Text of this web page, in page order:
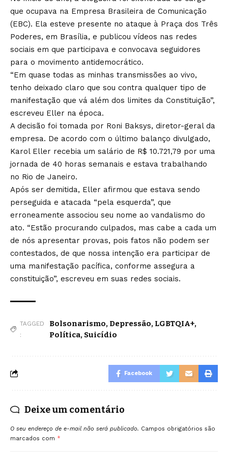
que ocupava na Empresa Brasileira de Comunicação
(EBC). Ela esteve presente no ataque à Praça dos Três
Poderes, em Brasília, e publicou vídeos nas redes
sociais em que participava e convocava seguidores
para o movimento antidemocrático.
“Em quase todas as minhas transmissões ao vivo,
tenho deixado claro que sou contra qualquer tipo de
manifestação que vá além dos limites da Constituição”,
escreveu Eller na época.
A decisão foi tomada por Roni Baksys, diretor-geral da
empresa. De acordo com o último balanço divulgado,
Karol Eller recebia um salário de R$ 10.721,79 por uma
jornada de 40 horas semanais e estava trabalhando
no Rio de Janeiro.
Após ser demitida, Eller afirmou que estava sendo
perseguida e atacada “pela esquerda”, que
erroneamente associou seu nome ao vandalismo do
ato. “Estão procurando culpados, mas cabe a cada um
de nós apresentar provas, pois fatos não podem ser
contestados, de que nossa intenção era participar de
uma manifestação pacífica, conforme assegura a
constituição”, escreveu em suas redes sociais.
TAGGED
:
Bolsonarismo, Depressão, LGBTQIA+,
Política, Suicídio
Facebook
Deixe um comentário
O seu endereço de e-mail não será publicado. Campos obrigatórios são
marcados com *